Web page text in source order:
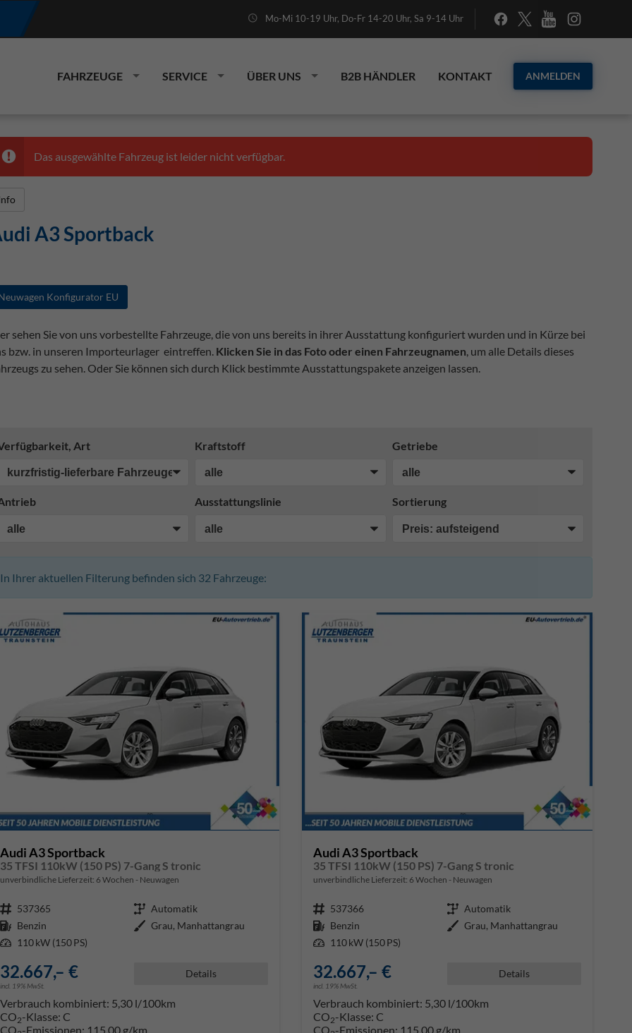
Mo-Mi 10-19 Uhr, Do-Fr 14-20 Uhr, Sa 9-14 Uhr
FAHRZEUGE SERVICE ÜBER UNS B2B HÄNDLER KONTAKT ANMELDEN
Das ausgewählte Fahrzeug ist leider nicht verfügbar.
A3 Sportback
Konfigurator EU
sehen Sie von uns vorbestellte Fahrzeuge, die von uns bereits in ihrer Ausstattung konfiguriert wurden und in Kürze bei
bzw. in unseren Importeurlager eintreffen. Klicken Sie in das Foto oder einen Fahrzeugnamen , um alle Details dieses
zu sehen. Oder Sie können sich durch Klick bestimmte Ausstattungspakete anzeigen lassen.
Art Kraftstoff Getriebe
Ausstattungslinie Sortierung
In Ihrer aktuellen Filterung befinden sich 32 Fahrzeuge:
Audi A3 Sportback
35 TFSI 110kW (150 PS) 7-Gang S tronic
unverbindliche Lieferzeit: 6 Wochen Neuwagen
Fahrzeugnr. 537365 Getriebe Automatik
Kraftstoff Benzin Außenfarbe Grau, Manhattangrau
Leistung 110 kW (150 PS)
32.667,– €
incl. 19% MwSt.
Details
Verbrauch kombiniert: 5,30 l/100km
CO2-Klasse: C
CO -Emissionen: 115,00 g/km
Audi A3 Sportback
35 TFSI 110kW (150 PS) 7-Gang S tronic
unverbindliche Lieferzeit: 6 Wochen Neuwagen
Fahrzeugnr. 537366 Getriebe Automatik
Kraftstoff Benzin Außenfarbe Grau, Manhattangrau
Leistung 110 kW (150 PS)
32.667,– €
incl. 19% MwSt.
Details
Verbrauch kombiniert: 5,30 l/100km
CO2-Klasse: C
CO -Emissionen: 115,00 g/km